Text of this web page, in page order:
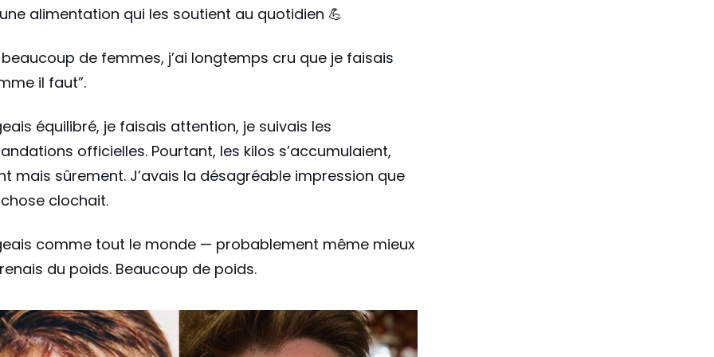
alimentation qui les soutient au quotidien 💪
de femmes, j’ai longtemps cru que je faisais
il faut”.
équilibré, je faisais attention, je suivais les
officielles. Pourtant, les kilos s’accumulaient,
mais sûrement. J’avais la désagréable impression que
clochait.
comme tout le monde — probablement même mieux
du poids. Beaucoup de poids.